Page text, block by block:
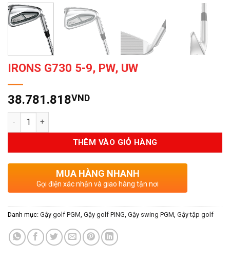
IRONS G730 5-9, PW, UW
38.781.818VND
Số lượng
THÊM VÀO GIỎ HÀNG
MUA HÀNG NHANH
Gọi điện xác nhận và giao hàng tận nơi
Danh mục: Gậy golf PGM Gậy golf PING Gậy swing PGM Gậy tập golf